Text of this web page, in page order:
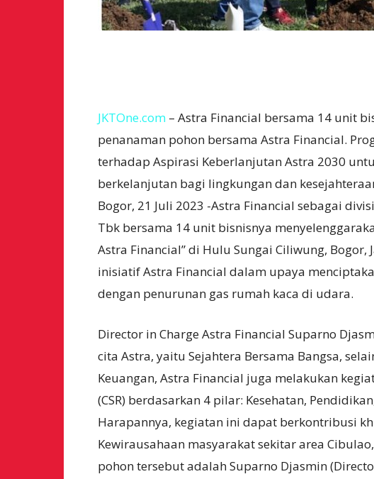
JKTOne.com – Astra Financial bersama 14 unit
penanaman pohon bersama Astra Financial.
terhadap Aspirasi Keberlanjutan Astra 2030
berkelanjutan bagi lingkungan dan
Bogor, 21 Juli 2023 -Astra Financial sebagai
Tbk bersama 14 unit bisnisnya
Astra Financial” di Hulu Sungai Ciliwung, Bogor,
inisiatif Astra Financial dalam upaya
dengan penurunan gas rumah kaca di udara.
Director in Charge Astra Financial Suparno
cita Astra, yaitu Sejahtera Bersama Bangsa,
Keuangan, Astra Financial juga melakukan
(CSR) berdasarkan 4 pilar: Kesehatan,
Harapannya, kegiatan ini dapat berkontribusi
Kewirausahaan masyarakat sekitar area
pohon tersebut adalah Suparno Djasmin